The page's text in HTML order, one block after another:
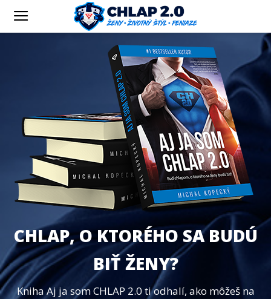
CHLAP, O KTORÉHO SA BUDÚ
BIŤ ŽENY?
Kniha Aj ja som CHLAP 2.0 ti odhalí, ako môžeš na